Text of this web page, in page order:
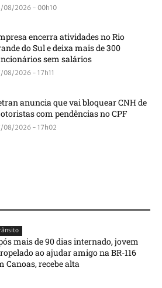
08/2026 - 00h10
encerra atividades no Rio
do Sul e deixa mais de 300
sem salários
08/2026 - 17h11
anuncia que vai bloquear CNH de
com pendências no CPF
08/2026 - 17h02
mais de 90 dias internado, jovem
ao ajudar amigo na BR-116
Canoas, recebe alta